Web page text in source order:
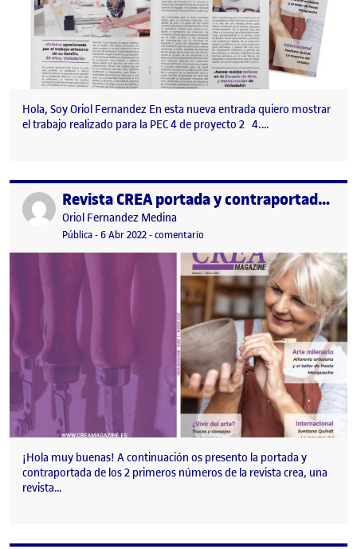
Hola, Soy Oriol Fernandez En esta nueva entrada quiero mostrar
el trabajo realizado para la PEC 4 de proyecto 2 4.…
Publicado por Revista CREA portada y contraportada de num. 1 y 2
Publicado por
Oriol Fernandez Medina
Visibilidad:
Pública-Fecha de publicación
6 Abr 20226 abril, 2022 6:15 pm
-comentario
¡Hola muy buenas! A continuación os presento la portada y
contraportada de los 2 primeros números de la revista crea, una
revista…